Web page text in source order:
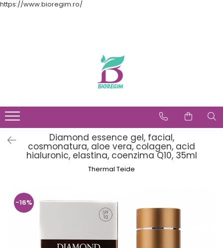
https://www.bioregim.ro/
Diamond essence gel, facial,
cosmonatura, aloe vera, colagen, acid
hialuronic, elastina, coenzima Q10, 35ml
Thermal Teide
-16%